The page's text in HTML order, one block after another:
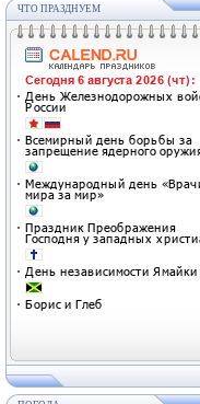
ЧТО ПРАЗДНУЕМ